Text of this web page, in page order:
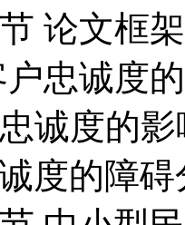
论文框
忠诚度
诚度的
度的障